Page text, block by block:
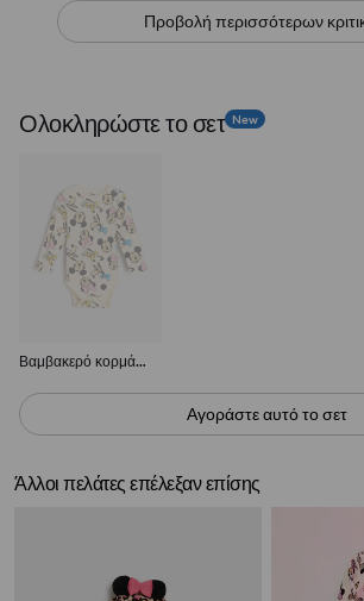
Προβολή περισσότερων
Ολοκληρώστε το σετ New
Βαμβακερό κορμάκι Minnie Mouse
Αγοράστε αυτό το σετ
Άλλοι πελάτες επέλεξαν επίσης